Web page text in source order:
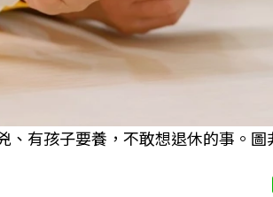
有孩子要養，不敢想退休的事。圖